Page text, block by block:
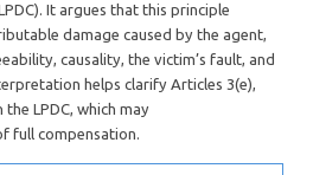
It argues that this principle
damage caused by the agent,
causality, the victim’s fault, and
helps clarify Articles 3(e),
LPDC, which may
full compensation.